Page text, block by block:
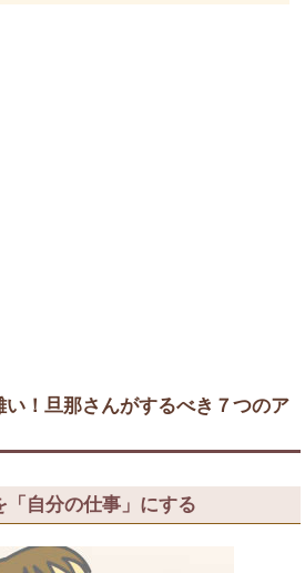
！旦那さんがするべき７つのア
「自分の仕事」にする